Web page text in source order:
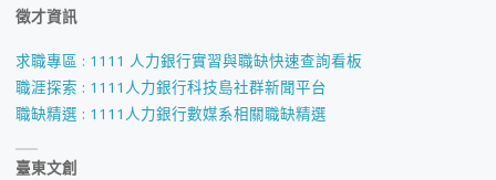
徵才資訊
求職專區 : 1111 人力銀行實習與職缺快速查詢看板
職涯探索 : 1111人力銀行科技島社群新聞平台
職缺精選 : 1111人力銀行數媒系相關職缺精選
臺東文創